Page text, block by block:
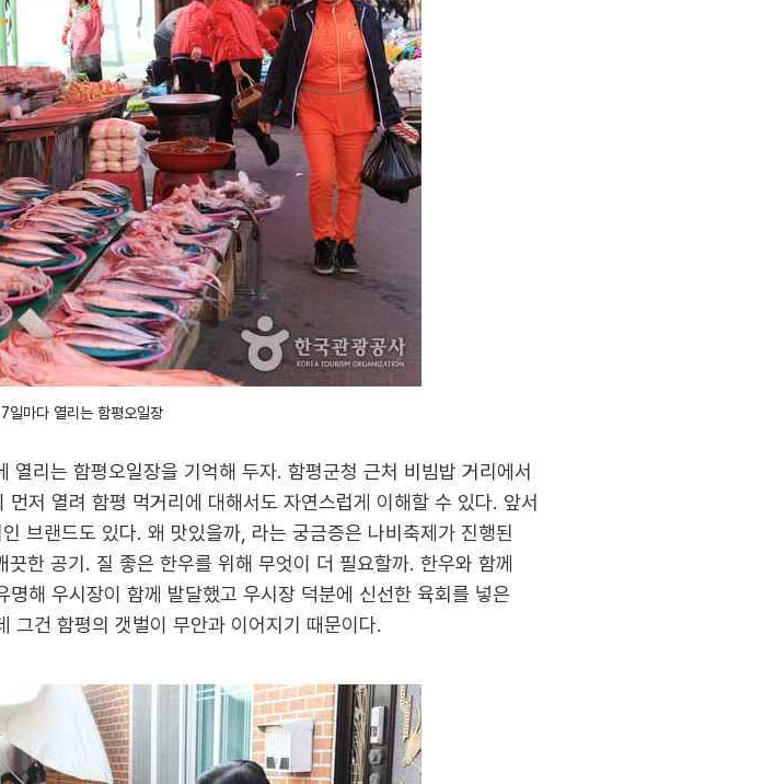
일마다 열리는 함평오일장
리는 함평오일장을 기억해 두자. 함평군청 근처 비빔밥 거리에서
저 열려 함평 먹거리에 대해서도 자연스럽게 이해할 수 있다. 앞서
브랜드도 있다. 왜 맛있을까, 라는 궁금증은 나비축제가 진행된
한 공기. 질 좋은 한우를 위해 무엇이 더 필요할까. 한우와 함께
해 우시장이 함께 발달했고 우시장 덕분에 신선한 육회를 넣은
그건 함평의 갯벌이 무안과 이어지기 때문이다.